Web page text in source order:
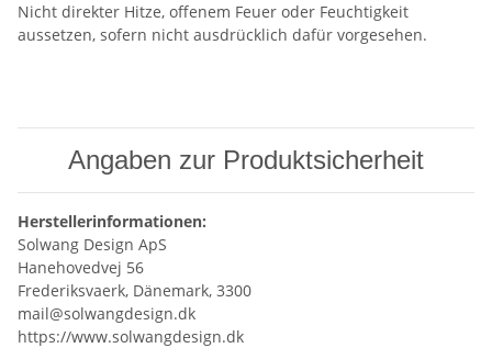
Nicht direkter Hitze, offenem Feuer oder Feuchtigkeit
aussetzen, sofern nicht ausdrücklich dafür vorgesehen.
Angaben zur Produktsicherheit
Herstellerinformationen:
Solwang Design ApS
Hanehovedvej 56
Frederiksvaerk, Dänemark, 3300
mail@solwangdesign.dk
https://www.solwangdesign.dk